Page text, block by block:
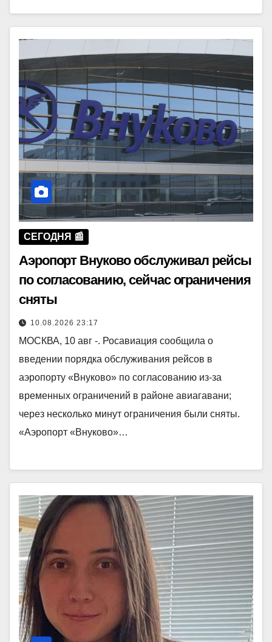
СЕГОДНЯ 📰
Аэропорт Внуково обслуживал рейсы
по согласованию, сейчас ограничения
сняты
10.08.2026 23:17
МОСКВА, 10 авг -. Росавиация сообщила о
введении порядка обслуживания рейсов в
аэропорту «Внуково» по согласованию из-за
временных ограничений в районе авиагавани;
через несколько минут ограничения были сняты.
«Аэропорт «Внуково»…